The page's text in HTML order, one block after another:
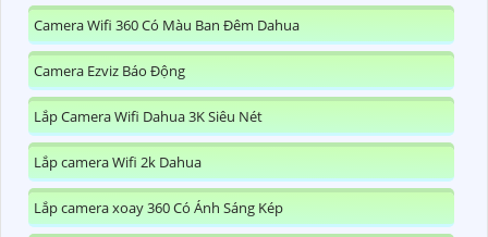
Camera Wifi 360 Có Màu Ban Đêm Dahua
Camera Ezviz Báo Động
Lắp Camera Wifi Dahua 3K Siêu Nét
Lắp camera Wifi 2k Dahua
Lắp camera xoay 360 Có Ánh Sáng Kép